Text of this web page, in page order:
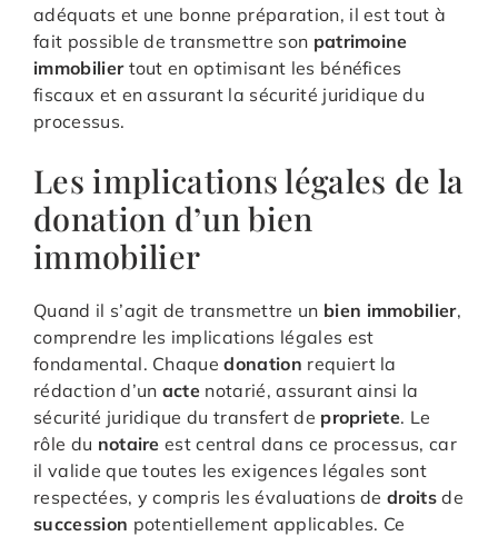
adéquats et une bonne préparation, il est tout à
fait possible de transmettre son patrimoine
immobiliertout en optimisant les bénéfices
fiscaux et en assurant la sécurité juridique du
processus.
Les implications légales de la
donation d’un bien
immobilier
Quand il s’agit de transmettre un bien immobilier,
comprendre les implications légales est
fondamental. Chaquedonation requiert la
rédaction d’un acte notarié, assurant ainsi la
sécurité juridique du transfert de propriete. Le
rôle du notaire est central dans ce processus, car
il valide que toutes les exigences légales sont
respectées, y compris les évaluations dedroits de
succession potentiellement applicables. Ce